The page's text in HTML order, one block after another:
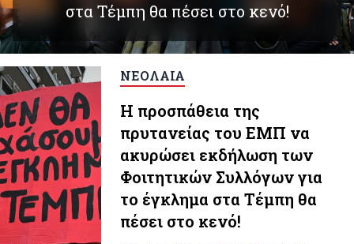
στα Τέμπη θα πέσει στο κενό!
ΝΕΟΛΑΙΑ
Η προσπάθεια της
πρυτανείας του ΕΜΠ να
ακυρώσει εκδήλωση των
Φοιτητικών Συλλόγων για
το έγκλημα στα Τέμπη θα
πέσει στο κενό!